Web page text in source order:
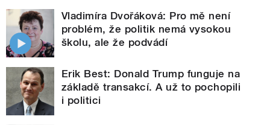
Vladimíra Dvořáková: Pro mě není
problém, že politik nemá vysokou
školu, ale že podvádí
Erik Best: Donald Trump funguje na
základě transakcí. A už to pochopili
i politici